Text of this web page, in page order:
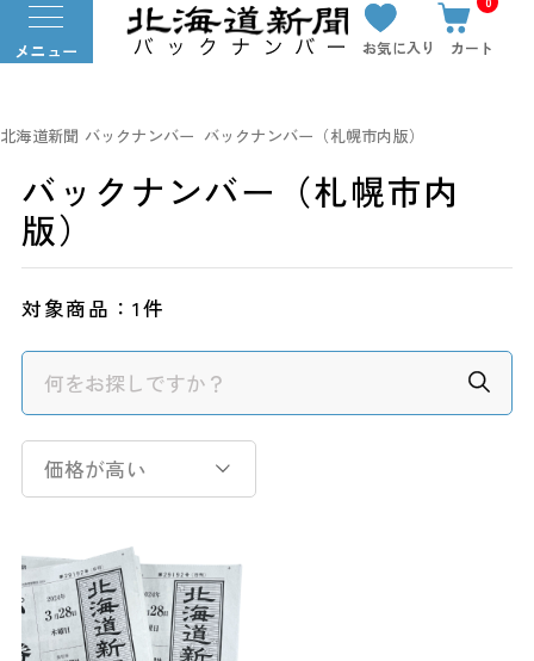
メニュー お気に入り カート
北海道新聞 バックナンバー バックナンバー（札幌市内版）
バックナンバー（札幌市内
版）
対象商品：1件
価格が高い